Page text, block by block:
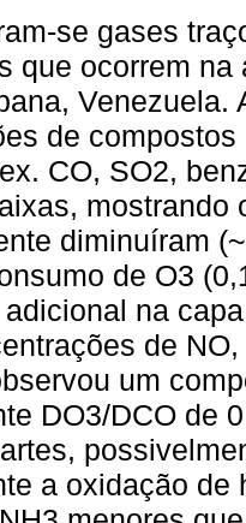
se gases
que ocorrem na
Venezuela.
de
CO, SO2,
mostrando
diminuíram
de O3
na
de
um
DO3/DCO de
a oxidação